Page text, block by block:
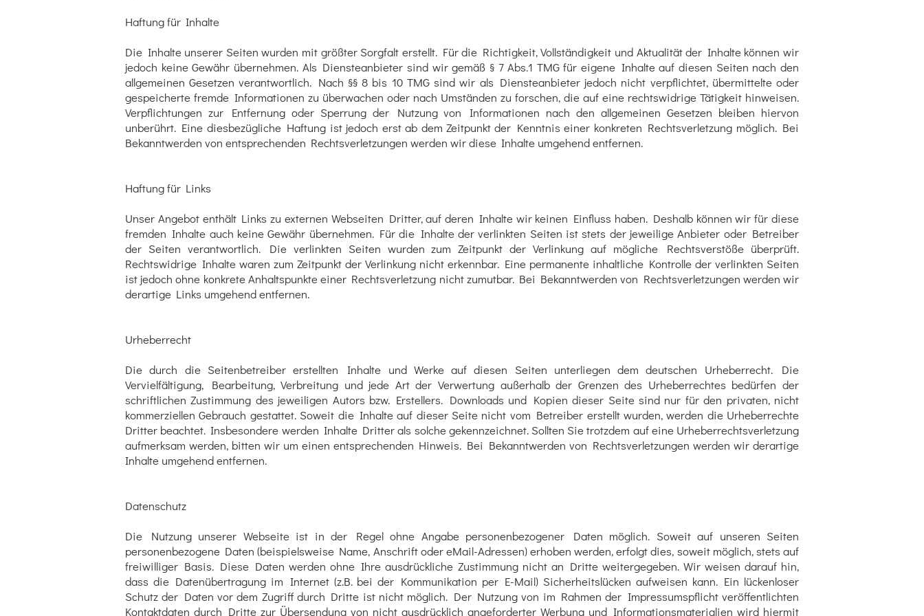
Haftung für Inhalte
Die Inhalte unserer Seiten wurden mit größter Sorgfalt erstellt. Für die Richtigkeit, Vollständigkeit und Aktualität der Inhalte können wir
jedoch keine Gewähr übernehmen. Als Diensteanbieter sind wir gemäß § 7 Abs.1 TMG für eigene Inhalte auf diesen Seiten nach den
allgemeinen Gesetzen verantwortlich. Nach §§ 8 bis 10 TMG sind wir als Diensteanbieter jedoch nicht verpflichtet, übermittelte oder
gespeicherte fremde Informationen zu überwachen oder nach Umständen zu forschen, die auf eine rechtswidrige Tätigkeit hinweisen.
Verpflichtungen zur Entfernung oder Sperrung der Nutzung von Informationen nach den allgemeinen Gesetzen bleiben hiervon
unberührt. Eine diesbezügliche Haftung ist jedoch erst ab dem Zeitpunkt der Kenntnis einer konkreten Rechtsverletzung möglich. Bei
Bekanntwerden von entsprechenden Rechtsverletzungen werden wir diese Inhalte umgehend entfernen.
Haftung für Links
Unser Angebot enthält Links zu externen Webseiten Dritter, auf deren Inhalte wir keinen Einfluss haben. Deshalb können wir für diese
fremden Inhalte auch keine Gewähr übernehmen. Für die Inhalte der verlinkten Seiten ist stets der jeweilige Anbieter oder Betreiber
der Seiten verantwortlich. Die verlinkten Seiten wurden zum Zeitpunkt der Verlinkung auf mögliche Rechtsverstöße überprüft.
Rechtswidrige Inhalte waren zum Zeitpunkt der Verlinkung nicht erkennbar. Eine permanente inhaltliche Kontrolle der verlinkten Seiten
ist jedoch ohne konkrete Anhaltspunkte einer Rechtsverletzung nicht zumutbar. Bei Bekanntwerden von Rechtsverletzungen werden wir
derartige Links umgehend entfernen.
Urheberrecht
Die durch die Seitenbetreiber erstellten Inhalte und Werke auf diesen Seiten unterliegen dem deutschen Urheberrecht. Die
Vervielfältigung, Bearbeitung, Verbreitung und jede Art der Verwertung außerhalb der Grenzen des Urheberrechtes bedürfen der
schriftlichen Zustimmung des jeweiligen Autors bzw. Erstellers. Downloads und Kopien dieser Seite sind nur für den privaten, nicht
kommerziellen Gebrauch gestattet. Soweit die Inhalte auf dieser Seite nicht vom Betreiber erstellt wurden, werden die Urheberrechte
Dritter beachtet. Insbesondere werden Inhalte Dritter als solche gekennzeichnet. Sollten Sie trotzdem auf eine Urheberrechtsverletzung
aufmerksam werden, bitten wir um einen entsprechenden Hinweis. Bei Bekanntwerden von Rechtsverletzungen werden wir derartige
Inhalte umgehend entfernen.
Datenschutz
Die Nutzung unserer Webseite ist in der Regel ohne Angabe personenbezogener Daten möglich. Soweit auf unseren Seiten
personenbezogene Daten (beispielsweise Name, Anschrift oder eMail-Adressen) erhoben werden, erfolgt dies, soweit möglich, stets auf
freiwilliger Basis. Diese Daten werden ohne Ihre ausdrückliche Zustimmung nicht an Dritte weitergegeben. Wir weisen darauf hin,
dass die Datenübertragung im Internet (z.B. bei der Kommunikation per E-Mail) Sicherheitslücken aufweisen kann. Ein lückenloser
Schutz der Daten vor dem Zugriff durch Dritte ist nicht möglich. Der Nutzung von im Rahmen der Impressumspflicht veröffentlichten
Kontaktdaten durch Dritte zur Übersendung von nicht ausdrücklich angeforderter Werbung und Informationsmaterialien wird hiermit